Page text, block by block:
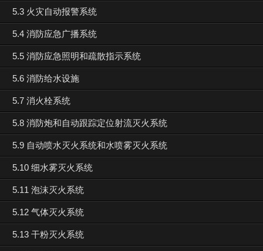
5.3 火灾自动报警系统
5.4 消防应急广播系统
5.5 消防应急照明和疏散指示系统
5.6 消防给水设施
5.7 消火栓系统
5.8 消防炮和自动跟踪定位射流灭火系统
5.9 自动喷水灭火系统和水喷雾灭火系统
5.10 细水雾灭火系统
5.11 泡沫灭火系统
5.12 气体灭火系统
5.13 干粉灭火系统